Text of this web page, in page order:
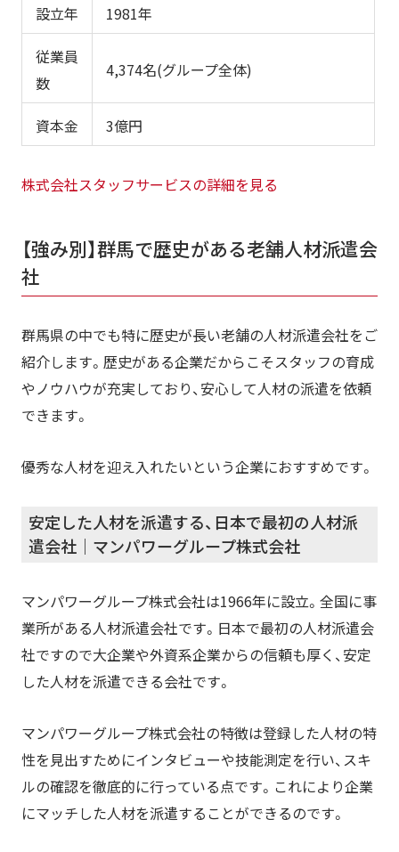
設立年
1981年
従業員
数
4,374名(グループ全体)
資本金 3億円
株式会社スタッフサービスの詳細を見る
【強み別】群馬で歴史がある老舗人材派遣会
社
群馬県の中でも特に歴史が長い老舗の人材派遣会社をご
紹介します。歴史がある企業だからこそスタッフの育成
やノウハウが充実しており、安心して人材の派遣を依頼
できます。
優秀な人材を迎え入れたいという企業におすすめです。
安定した人材を派遣する、日本で最初の人材派
遣会社｜マンパワーグループ株式会社
マンパワーグループ株式会社は1966年に設立。全国に事
業所がある人材派遣会社です。日本で最初の人材派遣会
社ですので大企業や外資系企業からの信頼も厚く、安定
した人材を派遣できる会社です。
マンパワーグループ株式会社の特徴は登録した人材の特
性を見出すためにインタビューや技能測定を行い、スキ
ルの確認を徹底的に行っている点です。これにより企業
にマッチした人材を派遣することができるのです。